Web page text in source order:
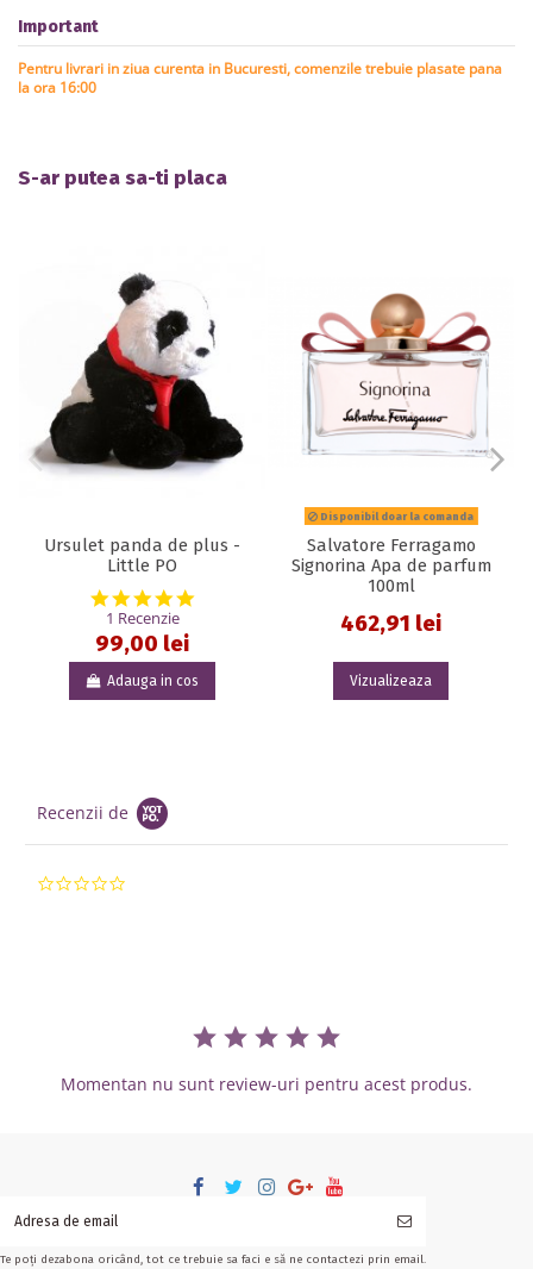
Important
Pentru livrari in ziua curenta in Bucuresti, comenzile trebuie plasate pana
la ora 16:00
S-ar putea sa-ti placa
Ursulet panda de plus -
Little PO
5.0 star rating
1 Recenzie
99,00 lei
Adauga in cos
Disponibil doar la comanda
Salvatore Ferragamo
Signorina Apa de parfum
100ml
462,91 lei
Vizualizeaza
Recenzii de
Momentan nu sunt review-uri pentru acest produs.
Te poți dezabona oricând, tot ce trebuie sa faci e să ne contactezi prin email.